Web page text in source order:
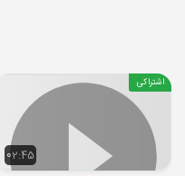
02:45
اشتراکی